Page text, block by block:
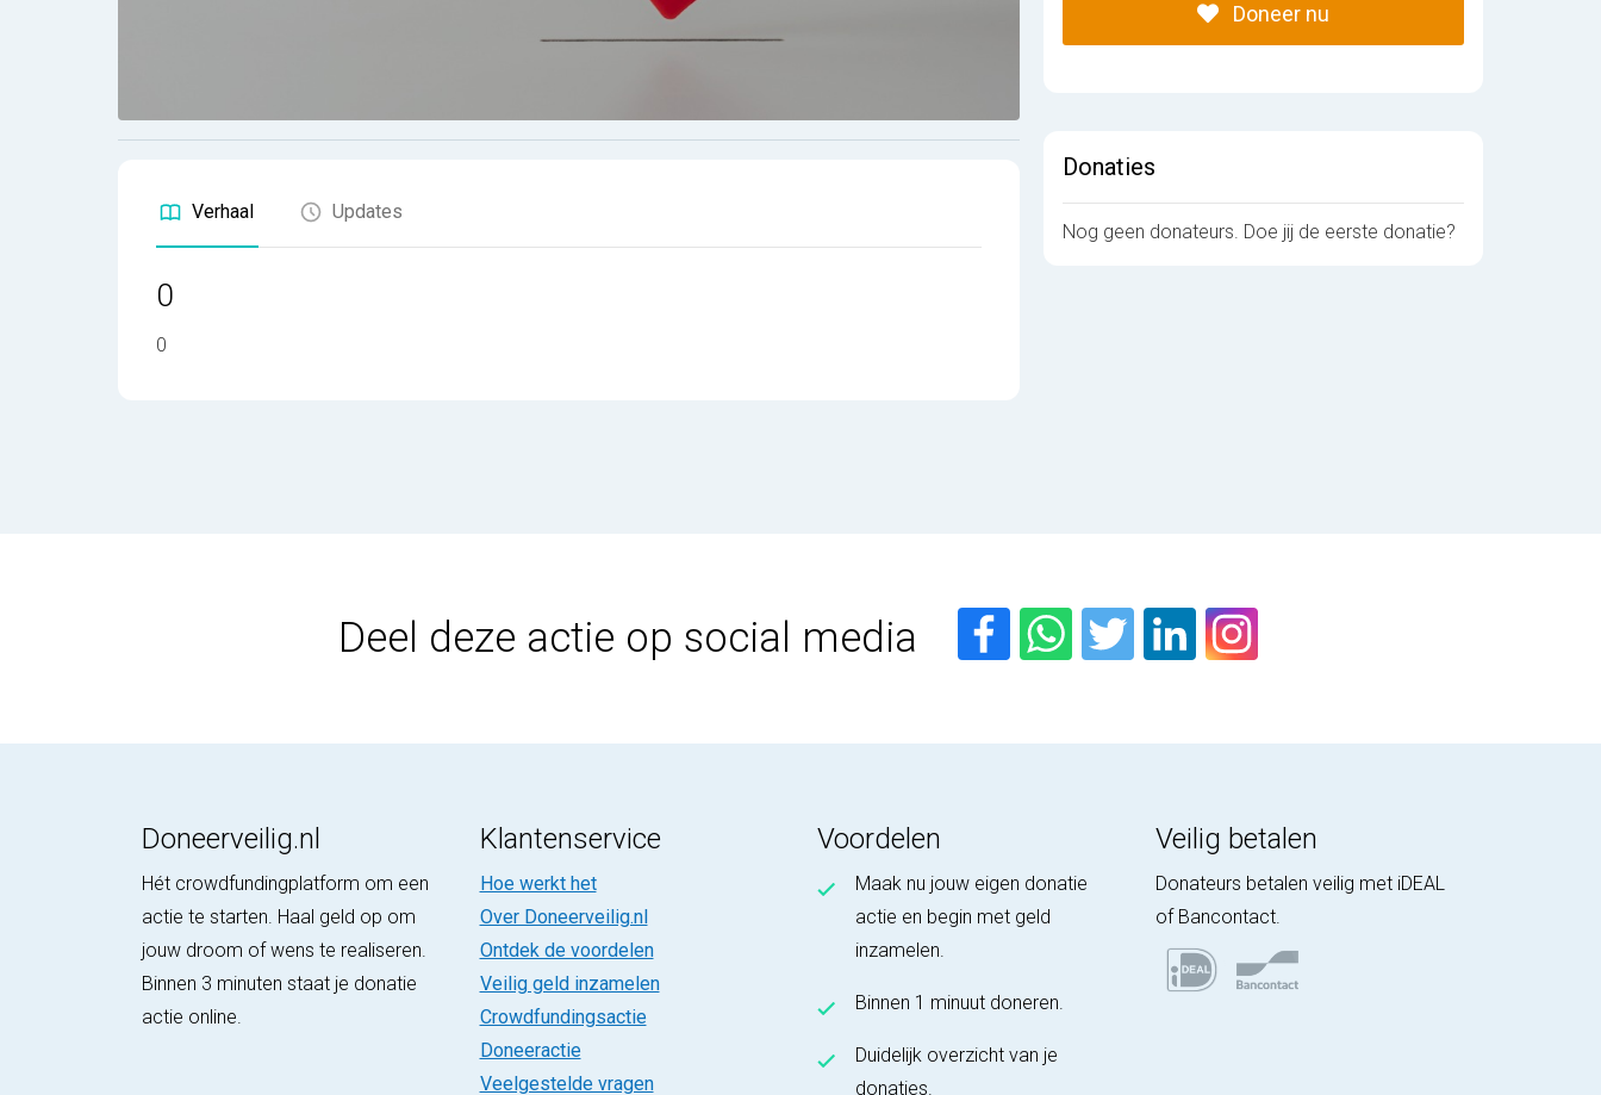
Verhaal Updates
0
0
Doneer nu
Donaties
Nog geen donateurs. Doe jij de eerste donatie?
Deel deze actie op social media
Doneerveilig.nl
Hét crowdfundingplatform om een
actie te starten. Haal geld op om
jouw droom of wens te realiseren.
Binnen 3 minuten staat je donatie
actie online.
Klantenservice
Hoe werkt het
Over Doneerveilig.nl
Ontdek de voordelen
Veilig geld inzamelen
Crowdfundingsactie
Doneeractie
Veelgestelde vragen
Voordelen
Maak nu jouw eigen donatie
actie en begin met geld
inzamelen.
Binnen 1 minuut doneren.
Duidelijk overzicht van je
donaties.
Veilig betalen
Donateurs betalen veilig met iDEAL
of Bancontact.